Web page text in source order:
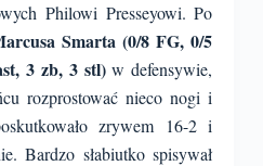
Philowi Presseyowi. Po
Smarta (0/8 FG, 0/5
3 zb, 3 stl)w defensywie,
rozprostować nieco nogi i
zrywem 16-2 i
Bardzo słabiutko spisywał